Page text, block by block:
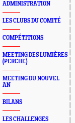
ADMINISTRATION
LES CLUBS DU COMITÉ
COMPÉTITIONS
MEETING DES LUMIÈRES
(PERCHE)
MEETING DU NOUVEL
AN
BILANS
LES CHALLENGES